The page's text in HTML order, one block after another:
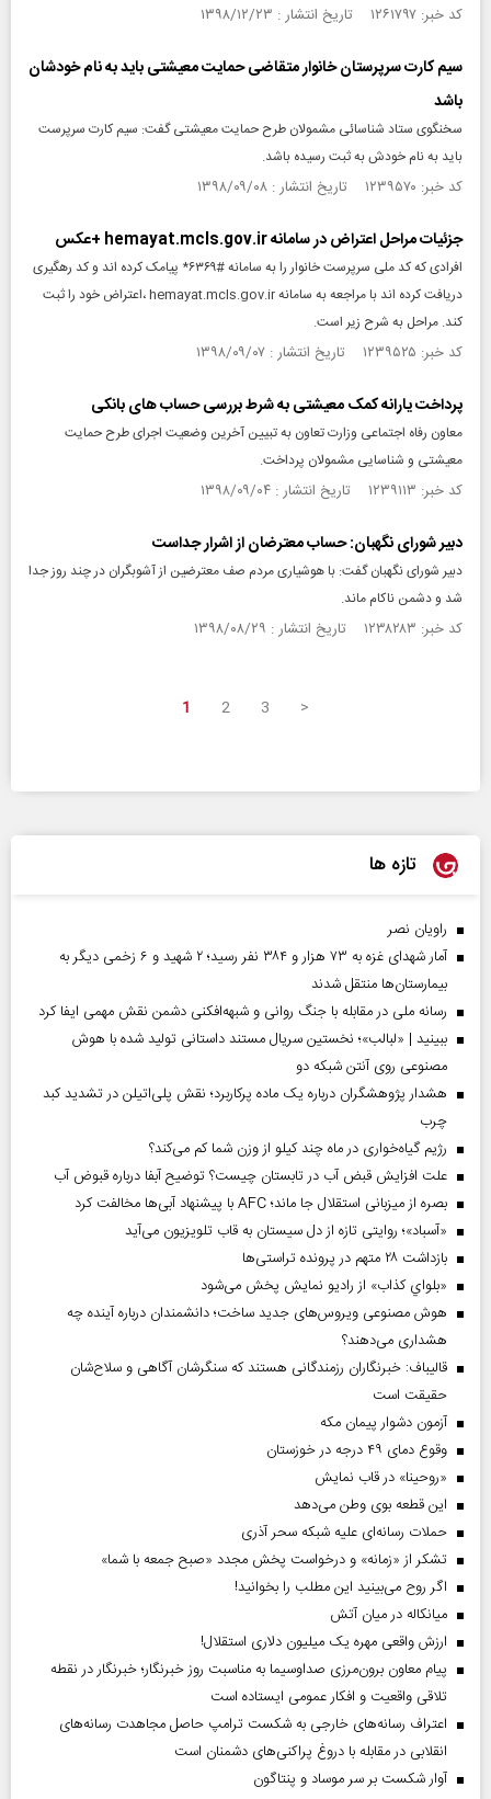
کد خبر: ۱۲۶۱۷۹۷ تاریخ انتشار : ۱۳۹۸/۱۲/۲۳
سیم کارت سرپرستان خانوار متقاضی حمایت معیشتی باید به نام خودشان
باشد
سخنگوی ستاد شناسائی مشمولان طرح حمایت معیشتی گفت: سیم کارت سرپرست
باید به نام خودش به ثبت رسیده باشد.
کد خبر: ۱۲۳۹۵۷۰ تاریخ انتشار : ۱۳۹۸/۰۹/۰۸
جزئیات مراحل اعتراض در سامانه hemayat.mcls.gov.ir +عکس
افرادی که کد ملی سرپرست خانوار را به سامانه #۶۳۶۹* پیامک کرده اند و کد رهگیری
دریافت کرده اند با مراجعه به سامانه hemayat.mcls.gov.ir ،اعتراض خود را ثبت
کند. مراحل به شرح زیر است.
کد خبر: ۱۲۳۹۵۲۵ تاریخ انتشار : ۱۳۹۸/۰۹/۰۷
پرداخت یارانه کمک معیشتی به شرط بررسی حساب‌ های بانکی
معاون رفاه اجتماعی وزارت تعاون به تبیین آخرین وضعیت اجرای طرح حمایت
معیشتی و شناسایی مشمولان پرداخت.
کد خبر: ۱۲۳۹۱۱۳ تاریخ انتشار : ۱۳۹۸/۰۹/۰۴
دبیر شورای نگهبان: حساب معترضان از اشرار جداست
دبیر شورای نگهبان گفت: با هوشیاری مردم صف معترضین از آشوبگران در چند روز جدا
شد و دشمن ناکام ماند.
کد خبر: ۱۲۳۸۲۸۳ تاریخ انتشار : ۱۳۹۸/۰۸/۲۹
1 2 3 >
تازه ها
راویان نصر
آمار شهدای غزه به ۷۳ هزار و ۳۸۴ نفر رسید؛ ۲ شهید و ۶ زخمی دیگر به
بیمارستان‌ها منتقل شدند
رسانه ملی در مقابله با جنگ روانی و شبهه‌افکنی دشمن نقش مهمی ایفا کرد
ببینید | «لبالب»؛ نخستین سریال مستند داستانی تولید شده با هوش
مصنوعی روی آنتن شبکه دو
هشدار پژوهشگران درباره یک ماده پرکاربرد؛ نقش پلی‌اتیلن در تشدید کبد
چرب
رژیم گیاه‌خواری در ماه چند کیلو از وزن شما کم می‌کند؟
علت افزایش قبض آب در تابستان چیست؟ توضیح آبفا درباره قبوض آب
بصره از میزبانی استقلال جا ماند؛ AFC با پیشنهاد آبی‌ها مخالفت کرد
«آسباد»؛ روایتی تازه از دل سیستان به قاب تلویزیون می‌آید
بازداشت ۲۸ متهم در پرونده تراستی‌ها
«بلواي کذاب» از رادیو نمایش پخش می‌شود
هوش مصنوعی ویروس‌های جدید ساخت؛ دانشمندان درباره آینده چه
هشداری می‌دهند؟
قالیباف: خبرنگاران رزمندگانی هستند که سنگرشان آگاهی و سلاح‌شان
حقیقت است
آزمون دشوار پیمان مکه
وقوع دمای ۴۹ درجه در خوزستان
«روحینا» در قاب نمایش
این قطعه بوی وطن می‌دهد
حملات رسانه‌ای علیه شبکه سحر آذری
تشکر از «زمانه» و درخواست پخش مجدد «صبح جمعه با شما»
اگر روح می‌بینید این مطلب را بخوانید!
میانکاله در میان آتش
ارزش واقعی مهره یک میلیون دلاری استقلال!
پیام معاون برون‌مرزی صداوسیما به مناسبت روز خبرنگار؛ خبرنگار در نقطه
تلاقی واقعیت و افکار عمومی ایستاده است
اعتراف رسانه‌های خارجی به شکست ترامپ حاصل مجاهدت رسانه‌های
انقلابی در مقابله با دروغ پراکنی‌های دشمنان است
آوار شکست بر سر موساد و پنتاگون